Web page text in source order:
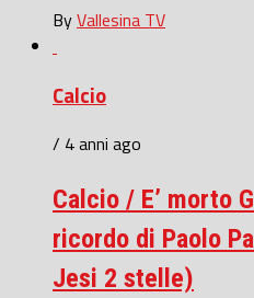
ByVallesina TV
Calcio
/ 4 anni ago
Calcio / E’ morto
ricordo di Paolo
Jesi 2 stelle)